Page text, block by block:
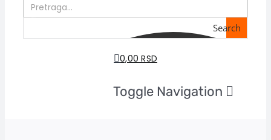
Search
0,00 RSD
Toggle Navigation